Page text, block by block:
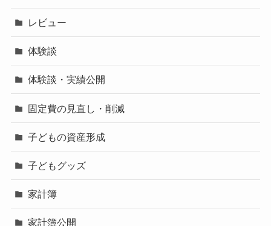
レビュー
体験談
体験談・実績公開
固定費の見直し・削減
子どもの資産形成
子どもグッズ
家計簿
家計簿公開